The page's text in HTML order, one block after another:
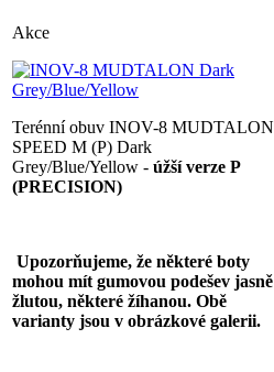
Akce
Terénní obuv INOV-8 MUDTALON
SPEED M (P) Dark
Grey/Blue/Yellow - úžší verze P
(PRECISION)
Upozorňujeme, že některé boty
mohou mít gumovou podešev jasně
žlutou, některé žíhanou. Obě
varianty jsou v obrázkové galerii.